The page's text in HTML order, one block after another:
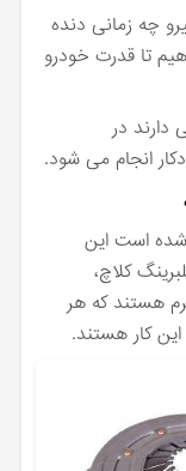
چه زمانی دنده
تا قدرت خودرو
در
انجام می شود.
شده است این
کلاچ،
هستند که هر
کار هستند.